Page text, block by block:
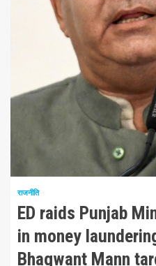
राजनीति
ED raids Punjab
in money
Bhagwant Mann